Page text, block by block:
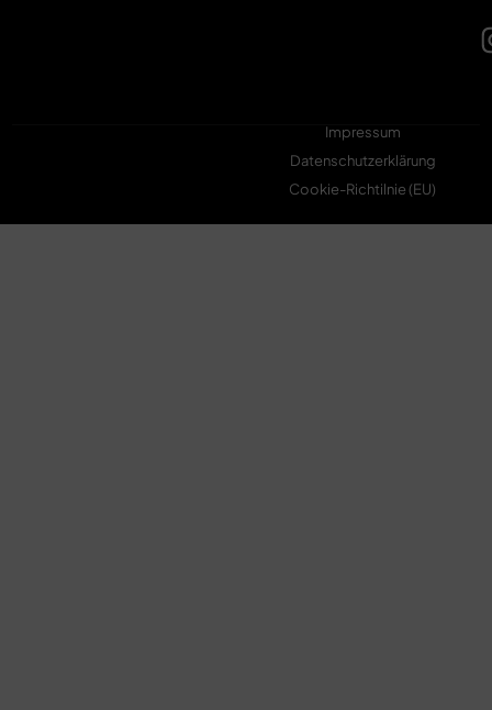
Impressum
Datenschutzerklärung
Cookie-Richtilnie (EU)